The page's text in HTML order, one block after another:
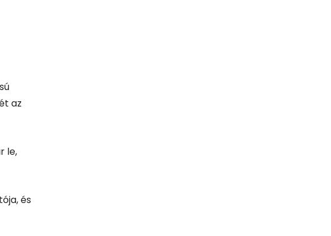
az
le,
és